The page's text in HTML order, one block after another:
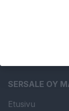
SERSALE OY
Etusivu